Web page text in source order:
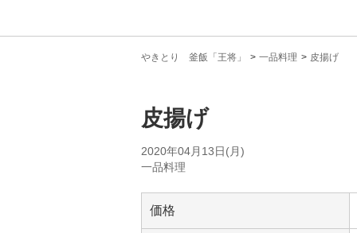
やきとり 釜飯「王将」 一品料理 皮揚げ
皮揚げ
2020年04月13日(月)
一品料理
価格